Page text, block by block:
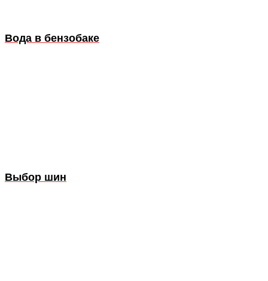
Вода в бензобаке
Выбор шин